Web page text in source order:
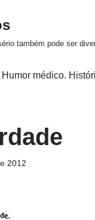
também pode ser
médico.
2012